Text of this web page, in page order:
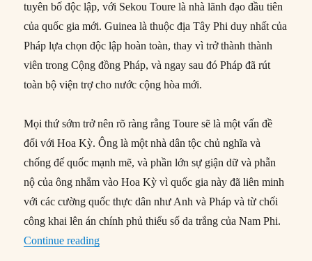
tuyên bố độc lập, với Sekou Toure là nhà lãnh đạo đầu tiên
của quốc gia mới. Guinea là thuộc địa Tây Phi duy nhất của
Pháp lựa chọn độc lập hoàn toàn, thay vì trở thành thành
viên trong Cộng đồng Pháp, và ngay sau đó Pháp đã rút
toàn bộ viện trợ cho nước cộng hòa mới.
Mọi thứ sớm trở nên rõ ràng rằng Toure sẽ là một vấn đề
đối với Hoa Kỳ. Ông là một nhà dân tộc chủ nghĩa và
chống đế quốc mạnh mẽ, và phần lớn sự giận dữ và phẫn
nộ của ông nhắm vào Hoa Kỳ vì quốc gia này đã liên minh
với các cường quốc thực dân như Anh và Pháp và từ chối
công khai lên án chính phủ thiểu số da trắng của Nam Phi.
Continue reading“02/10/1958: Guinea tuyên bố độc lập, Chiến